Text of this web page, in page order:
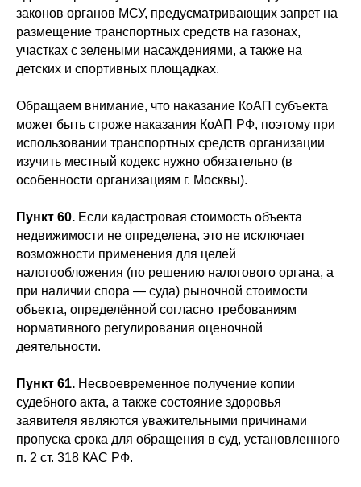
законов органов МСУ, предусматривающих запрет на
размещение транспортных средств на газонах,
участках с зелеными насаждениями, а также на
детских и спортивных площадках.
Обращаем внимание, что наказание КоАП субъекта
может быть строже наказания КоАП РФ, поэтому при
использовании транспортных средств организации
изучить местный кодекс нужно обязательно (в
особенности организациям г. Москвы).
Пункт 60. Если кадастровая стоимость объекта
недвижимости не определена, это не исключает
возможности применения для целей
налогообложения (по решению налогового органа, а
при наличии спора — суда) рыночной стоимости
объекта, определённой согласно требованиям
нормативного регулирования оценочной
деятельности.
Пункт 61. Несвоевременное получение копии
судебного акта, а также состояние здоровья
заявителя являются уважительными причинами
пропуска срока для обращения в суд, установленного
п. 2 ст. 318 КАС РФ.